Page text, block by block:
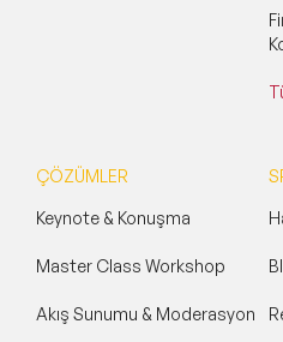
ÇÖZÜMLER
Keynote & Konuşma
Master Class Workshop
Akış Sunumu & Moderasyon